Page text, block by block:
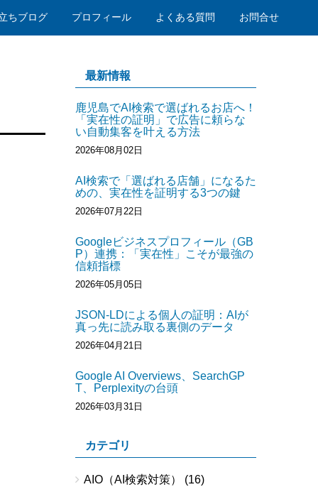
ちブログ プロフィール よくある質問 お問合せ
最新情報
鹿児島でAI検索で選ばれるお店へ！
「実在性の証明」で広告に頼らな
い自動集客を叶える方法
2026年08月02日
AI検索で「選ばれる店舗」になるた
めの、実在性を証明する3つの鍵
2026年07月22日
Googleビジネスプロフィール（GB
P）連携：「実在性」こそが最強の
信頼指標
2026年05月05日
JSON-LDによる個人の証明：AIが
真っ先に読み取る裏側のデータ
2026年04月21日
Google AI Overviews、SearchGP
T、Perplexityの台頭
2026年03月31日
カテゴリ
AIO（AI検索対策） (16)